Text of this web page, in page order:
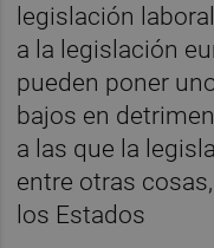
legislación
a la legislación
pueden poner
bajos en
a las que la
entre otras
los Estados